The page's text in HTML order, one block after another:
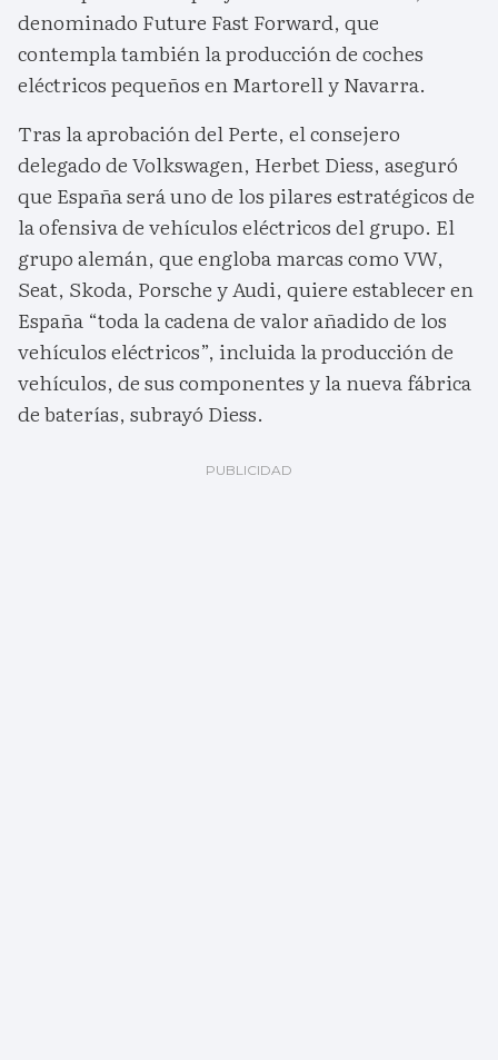
denominado Future Fast Forward, que
contempla también la producción de coches
eléctricos pequeños en Martorell y Navarra.
Tras la aprobación del Perte, el consejero
delegado de Volkswagen, Herbet Diess, aseguró
que España será uno de los pilares estratégicos de
la ofensiva de vehículos eléctricos del grupo. El
grupo alemán, que engloba marcas como VW,
Seat, Skoda, Porsche y Audi, quiere establecer en
España “toda la cadena de valor añadido de los
vehículos eléctricos”, incluida la producción de
vehículos, de sus componentes y la nueva fábrica
de baterías, subrayó Diess.